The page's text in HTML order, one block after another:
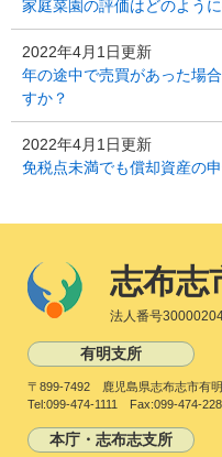
家庭菜園の評価はどのよう
2022年4月1日更新
年の途中で売買があった場
すか？
2022年4月1日更新
免税点未満でも償却資産の
志布志
法人番号
有明支所
〒899-7492 鹿児島県志布志市有
Tel:099-474-1111 Fax:099-474-
本庁・志布志支所